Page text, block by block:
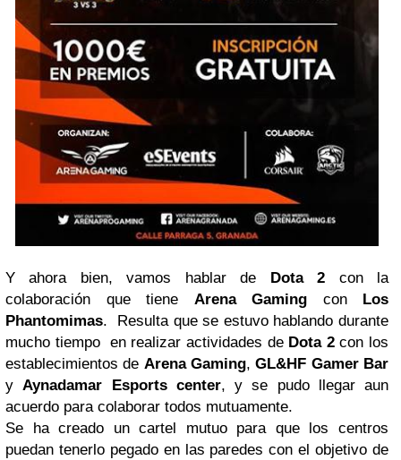
Y ahora bien, vamos hablar de Dota 2 con la
colaboración que tiene Arena Gaming con
Los
Phantomimas. Resulta que se estuvo hablando durante
mucho tiempo en realizar actividades de Dota 2con los
establecimientos de Arena Gaming,GL&HF Gamer Bar
yAynadamar Esports center, y se pudo llegar aun
acuerdo para colaborar todos mutuamente.
Se ha creado un cartel mutuo para que los centros
puedan tenerlo pegado en las paredes con el objetivo de